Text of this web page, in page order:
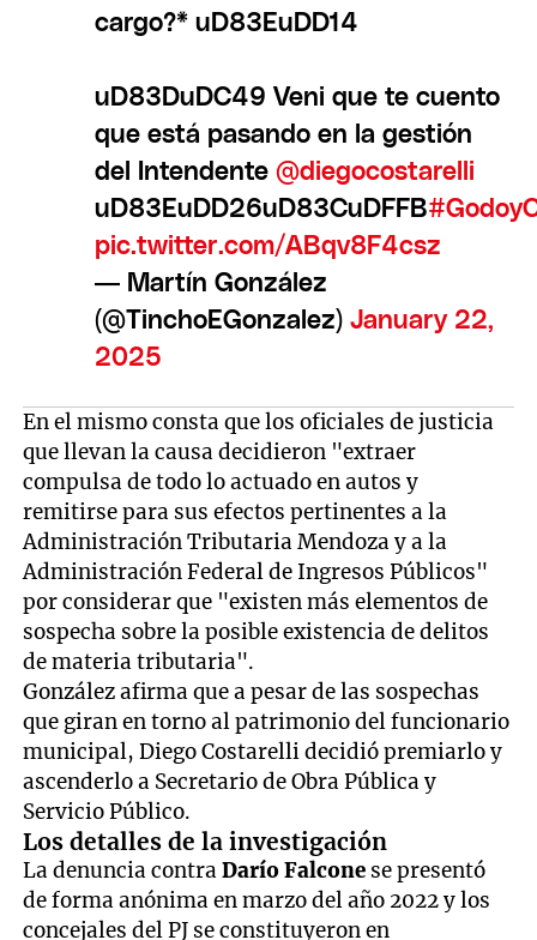
cargo?* uD83EuDD14
uD83DuDC49 Veni que te cuento
que está pasando en la gestión
del Intendente @diegocostarelli
uD83EuDD26uD83CuDFFB
pic.twitter.com/ABqv8F4csz
— Martín González
(@TinchoEGonzalez) January 22,
2025
En el mismo consta que los oficiales de justicia
que llevan la causa decidieron "extraer
compulsa de todo lo actuado en autos y
remitirse para sus efectos pertinentes a la
Administración Tributaria Mendoza y a la
Administración Federal de Ingresos Públicos"
por considerar que "existen más elementos de
sospecha sobre la posible existencia de delitos
de materia tributaria".
González afirma que a pesar de las sospechas
que giran en torno al patrimonio del funcionario
municipal, Diego Costarelli decidió premiarlo y
ascenderlo a Secretario de Obra Pública y
Servicio Público.
Los detalles de la investigación
La denuncia contraDarío Falcone se presentó
de forma anónima en marzo del año 2022 y los
concejales del PJ se constituyeron en